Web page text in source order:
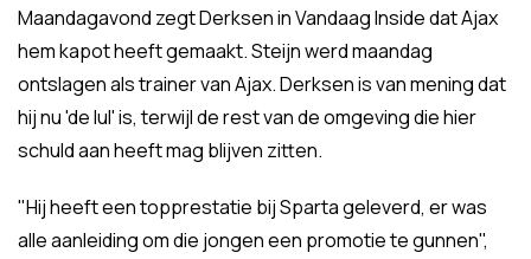
Maandagavond zegt Derksen in Vandaag Inside dat Ajax
hem kapot heeft gemaakt. Steijn werd maandag
ontslagen als trainer van Ajax. Derksen is van mening dat
hij nu 'de lul' is, terwijl de rest van de omgeving die hier
schuld aan heeft mag blijven zitten.
"Hij heeft een topprestatie bij Sparta geleverd, er was
alle aanleiding om die jongen een promotie te gunnen",